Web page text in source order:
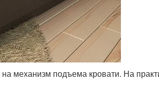
механизм подъема кровати. На